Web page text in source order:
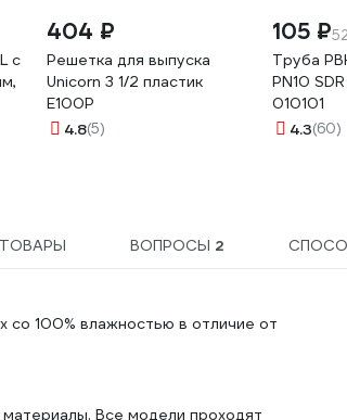
с
404 ₽
Решетка для выпуска
Unicorn 3 1/2 пластик
E100P
4.8(5)
105 ₽
Труба
PN10
010101
4.3(60)
ВОПРОСЫ 2
со 100% влажностью в отличие от
Все модели проходят